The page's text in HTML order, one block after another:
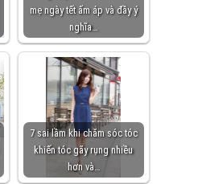
mẹ ngày tết ấm áp và đầy ý
nghĩa…
7 sai lầm khi chăm sóc tóc
khiến tóc gãy rụng nhiều
hơn và…